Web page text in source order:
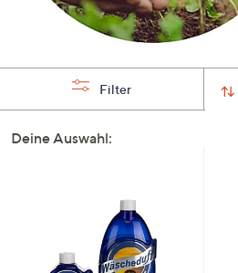
Filter
Deine Auswahl: